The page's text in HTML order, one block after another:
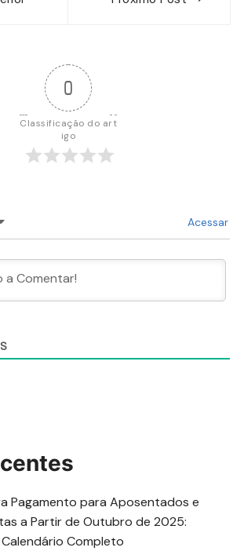
0
Classificação do art
igo
Acessar
Pagamento para Aposentados e
a Partir de Outubro de 2025:
Completo